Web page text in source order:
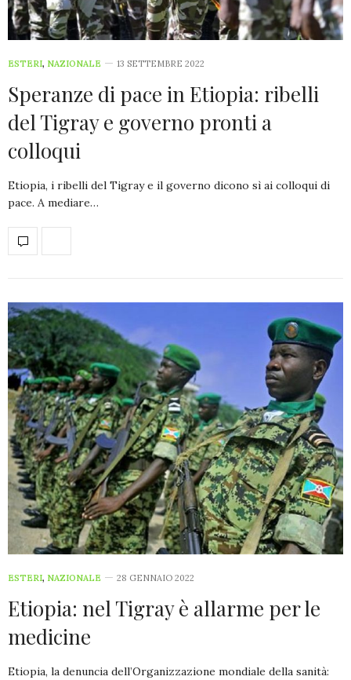
ESTERI, NAZIONALE 13 SETTEMBRE 2022
Speranze di pace in Etiopia: ribelli
del Tigray e governo pronti a
colloqui
Etiopia, i ribelli del Tigray e il governo dicono sì ai colloqui di
pace. A mediare…
ESTERI, NAZIONALE 28 GENNAIO 2022
Etiopia: nel Tigray è allarme per le
medicine
Etiopia, la denuncia dell’Organizzazione mondiale della sanità: